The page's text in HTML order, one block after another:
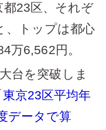
23区、それぞ
、トップは都心
万6,562円。
台を突破しま
東京23区平均年
データで算